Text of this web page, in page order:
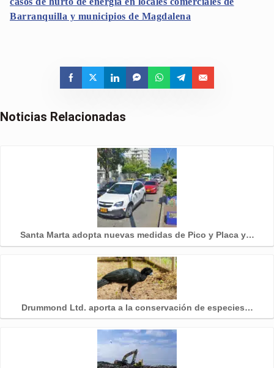
Barranquilla y municipios de Magdalena
Noticias Relacionadas
Santa Marta adopta nuevas medidas de Pico y Placa y…
Drummond Ltd. aporta a la conservación de especies…